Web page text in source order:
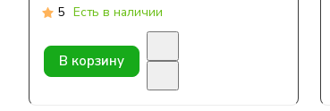
5 Есть в наличии
В корзину